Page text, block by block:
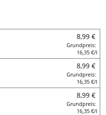
8,99 €
Grundpreis:
16,35 €/l
8,99 €
Grundpreis:
16,35 €/l
8,99 €
Grundpreis:
16,35 €/l